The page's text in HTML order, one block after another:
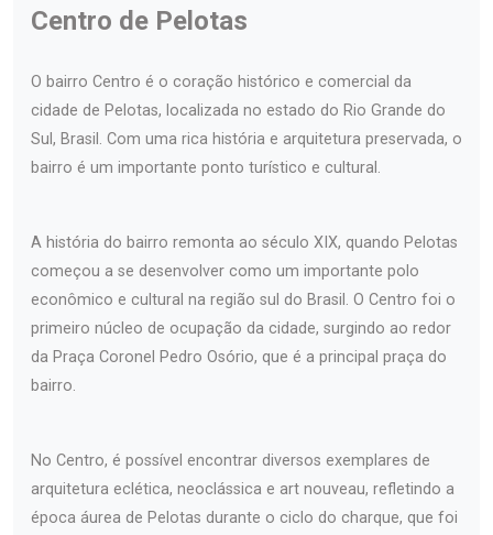
Centro de Pelotas
O bairro Centro é o coração histórico e comercial da
cidade de Pelotas, localizada no estado do Rio Grande do
Sul, Brasil. Com uma rica história e arquitetura preservada, o
bairro é um importante ponto turístico e cultural.
A história do bairro remonta ao século XIX, quando Pelotas
começou a se desenvolver como um importante polo
econômico e cultural na região sul do Brasil. O Centro foi o
primeiro núcleo de ocupação da cidade, surgindo ao redor
da Praça Coronel Pedro Osório, que é a principal praça do
bairro.
No Centro, é possível encontrar diversos exemplares de
arquitetura eclética, neoclássica e art nouveau, refletindo a
época áurea de Pelotas durante o ciclo do charque, que foi